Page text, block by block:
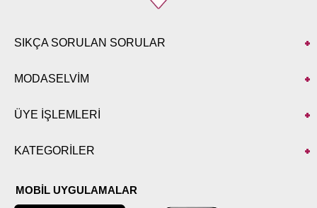
SIKÇA SORULAN SORULAR
MODASELVİM
ÜYE İŞLEMLERİ
KATEGORİLER
MOBİL UYGULAMALAR